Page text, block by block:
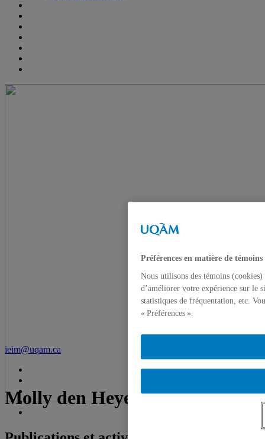
Molly den Heyer
ieim@uqam.ca
Préférences en matière de témoins
Nous utilisons des témoins
d’améliorer votre expérience sur le
statistiques de fréquentation, etc.
« Préférences ».